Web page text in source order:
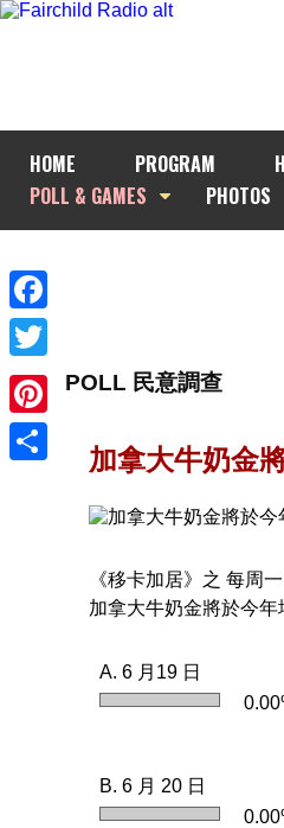
HOME PROGRAM
POLL & GAMES
PHOTOS
Facebook
Twitter
Pinterest
POLL 民意調查
加拿大牛奶金
《移卡加居》之 每周
加拿大牛奶金將於今
A. 6 月19 日
B. 6 月 20 日